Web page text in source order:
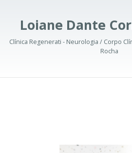
Loiane Dante
Clínica Regenerati - Neurologia / Corpo
Rocha